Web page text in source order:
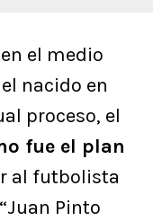
el medio
nacido en
proceso, el
fue el plan
al futbolista
Pinto